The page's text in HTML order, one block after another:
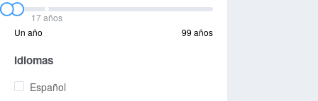
17 años
Un año
99 años
Idiomas
Español